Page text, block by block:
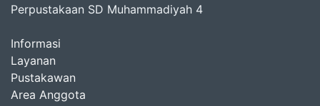
Perpustakaan SD Muhammadiyah 4
Informasi
Layanan
Pustakawan
Area Anggota